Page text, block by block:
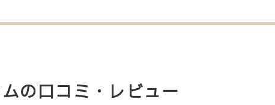
の口コミ・レビュー